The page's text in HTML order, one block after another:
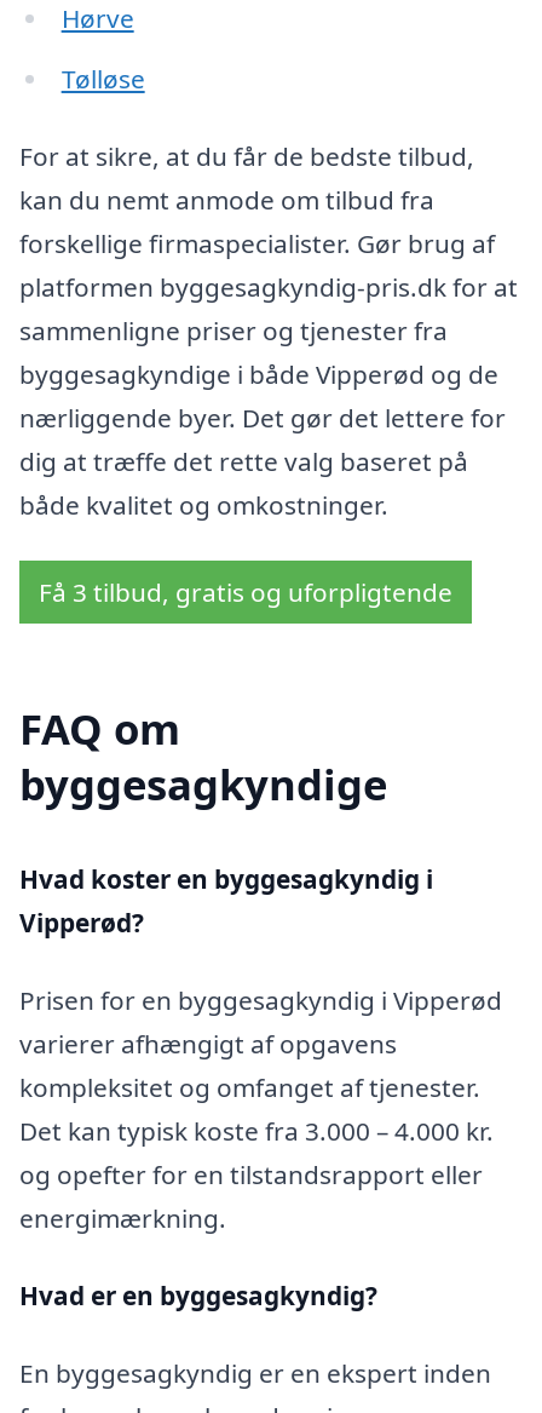
Hørve
Tølløse
For at sikre, at du får de bedste tilbud,
kan du nemt anmode om tilbud fra
forskellige firmaspecialister. Gør brug af
platformen byggesagkyndig-pris.dk for at
sammenligne priser og tjenester fra
byggesagkyndige i både Vipperød og de
nærliggende byer. Det gør det lettere for
dig at træffe det rette valg baseret på
både kvalitet og omkostninger.
Få 3 tilbud, gratis og uforpligtende
FAQ om
byggesagkyndige
Hvad koster en byggesagkyndig i
Vipperød?
Prisen for en byggesagkyndig i Vipperød
varierer afhængigt af opgavens
kompleksitet og omfanget af tjenester.
Det kan typisk koste fra 3.000 – 4.000 kr.
og opefter for en tilstandsrapport eller
energimærkning.
Hvad er en byggesagkyndig?
En byggesagkyndig er en ekspert inden